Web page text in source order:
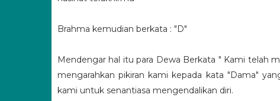
Brahma kemudian berkata : "D"
Mendengar hal itu para Dewa Berkata " Kami telah
mengarahkan pikiran kami kepada kata "Dama"
kami untuk senantiasa mengendalikan diri.